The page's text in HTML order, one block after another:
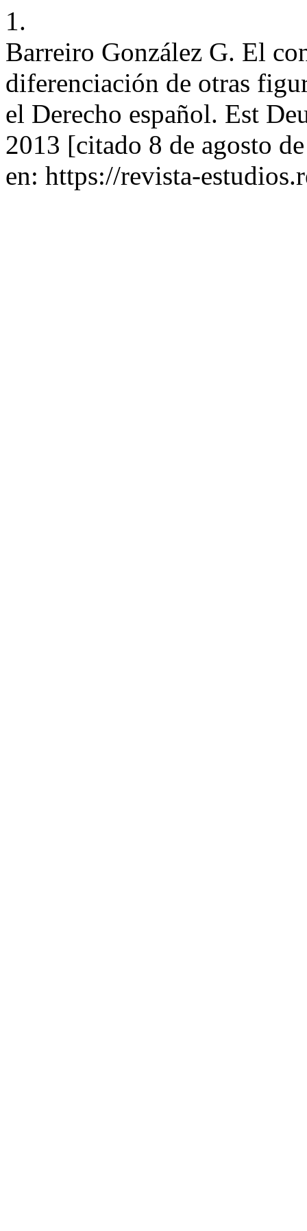
1.
Barreiro González G. El
diferenciación de otras
el Derecho español. Est
2013 [citado 8 de agosto
en: https://revista-